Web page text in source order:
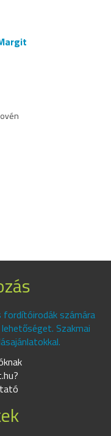
számára
Szakmai